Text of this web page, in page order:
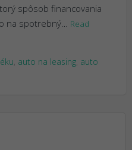
spôsob financovania
na spotrebný…
Read
auto na leasing auto